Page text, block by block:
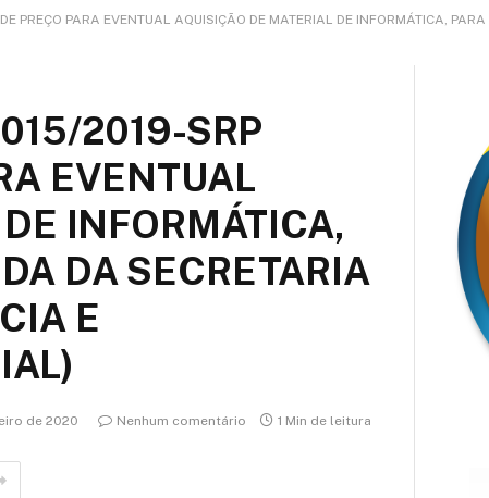
EVENTUAL AQUISIÇÃO DE MATERIAL DE INFORMÁTICA, PARA ATENDER A DEMANDA DA
2019-SRP
EVENTUAL
INFORMÁTICA,
DA SECRETARIA
E
de 2020 Nenhum comentário 1 Min de leitura